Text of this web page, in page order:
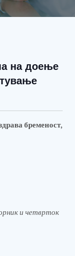
на доење
бременост,
и четврток